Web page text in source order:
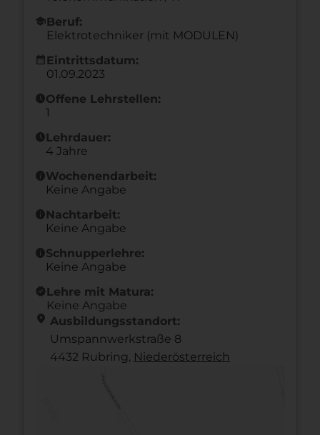
schoolBeruf:
Elektrotechniker (mit MODULEN)
calendar_month Eintrittsdatum:
01.09.2023
scheduleOffene Lehrstellen:
1
scheduleLehrdauer:
4 Jahre
infoWochenendarbeit:
Keine Angabe
infoNachtarbeit:
Keine Angabe
infoSchnupperlehre:
Keine Angabe
new_releasesLehre mit Matura:
Keine Angabe
location_on Ausbildungsstandort:
Umspannwerkstraße 8
4432 Rubring, Nieder­österreich